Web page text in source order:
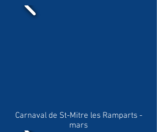
Carnaval de St-Mitre les Ramparts -
mars